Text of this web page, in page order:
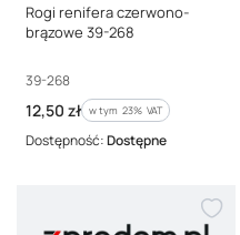
Rogi renifera czerwono-
brązowe 39-268
Kod producenta
39-268
Cena brutto
12,50 zł w tym %s VAT
w tym 23% VAT
Dostępność:Dostępne